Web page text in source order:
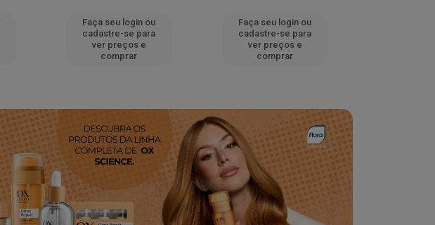
Faça seu login ou
cadastre-se para
ver preços e
comprar
Faça seu login ou
cadastre-se para
ver preços e
comprar